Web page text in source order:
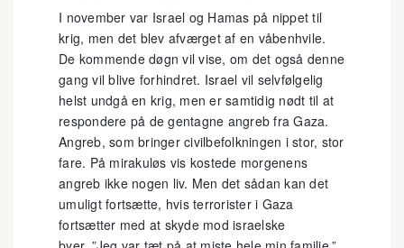
I november var Israel og Hamas på nippet til
krig, men det blev afværget af en våbenhvile.
De kommende døgn vil vise, om det også denne
gang vil blive forhindret. Israel vil selvfølgelig
helst undgå en krig, men er samtidig nødt til at
respondere på de gentagne angreb fra Gaza.
Angreb, som bringer civilbefolkningen i stor, stor
fare. På mirakuløs vis kostede morgenens
angreb ikke nogen liv. Men det sådan kan det
umuligt fortsætte, hvis terrorister i Gaza
fortsætter med at skyde mod israelske